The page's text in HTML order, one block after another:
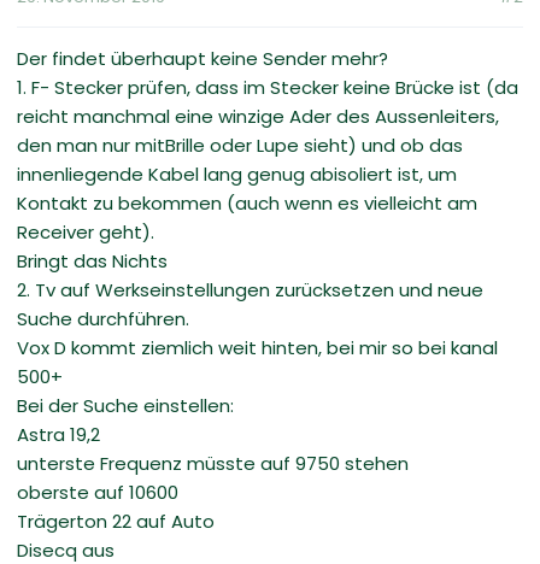
Der findet überhaupt keine Sender mehr?
1. F- Stecker prüfen, dass im Stecker keine Brücke ist (da
reicht manchmal eine winzige Ader des Aussenleiters,
den man nur mitBrille oder Lupe sieht) und ob das
innenliegende Kabel lang genug abisoliert ist, um
Kontakt zu bekommen (auch wenn es vielleicht am
Receiver geht).
Bringt das Nichts
2. Tv auf Werkseinstellungen zurücksetzen und neue
Suche durchführen.
Vox D kommt ziemlich weit hinten, bei mir so bei kanal
500+
Bei der Suche einstellen:
Astra 19,2
unterste Frequenz müsste auf 9750 stehen
oberste auf 10600
Trägerton 22 auf Auto
Disecq aus